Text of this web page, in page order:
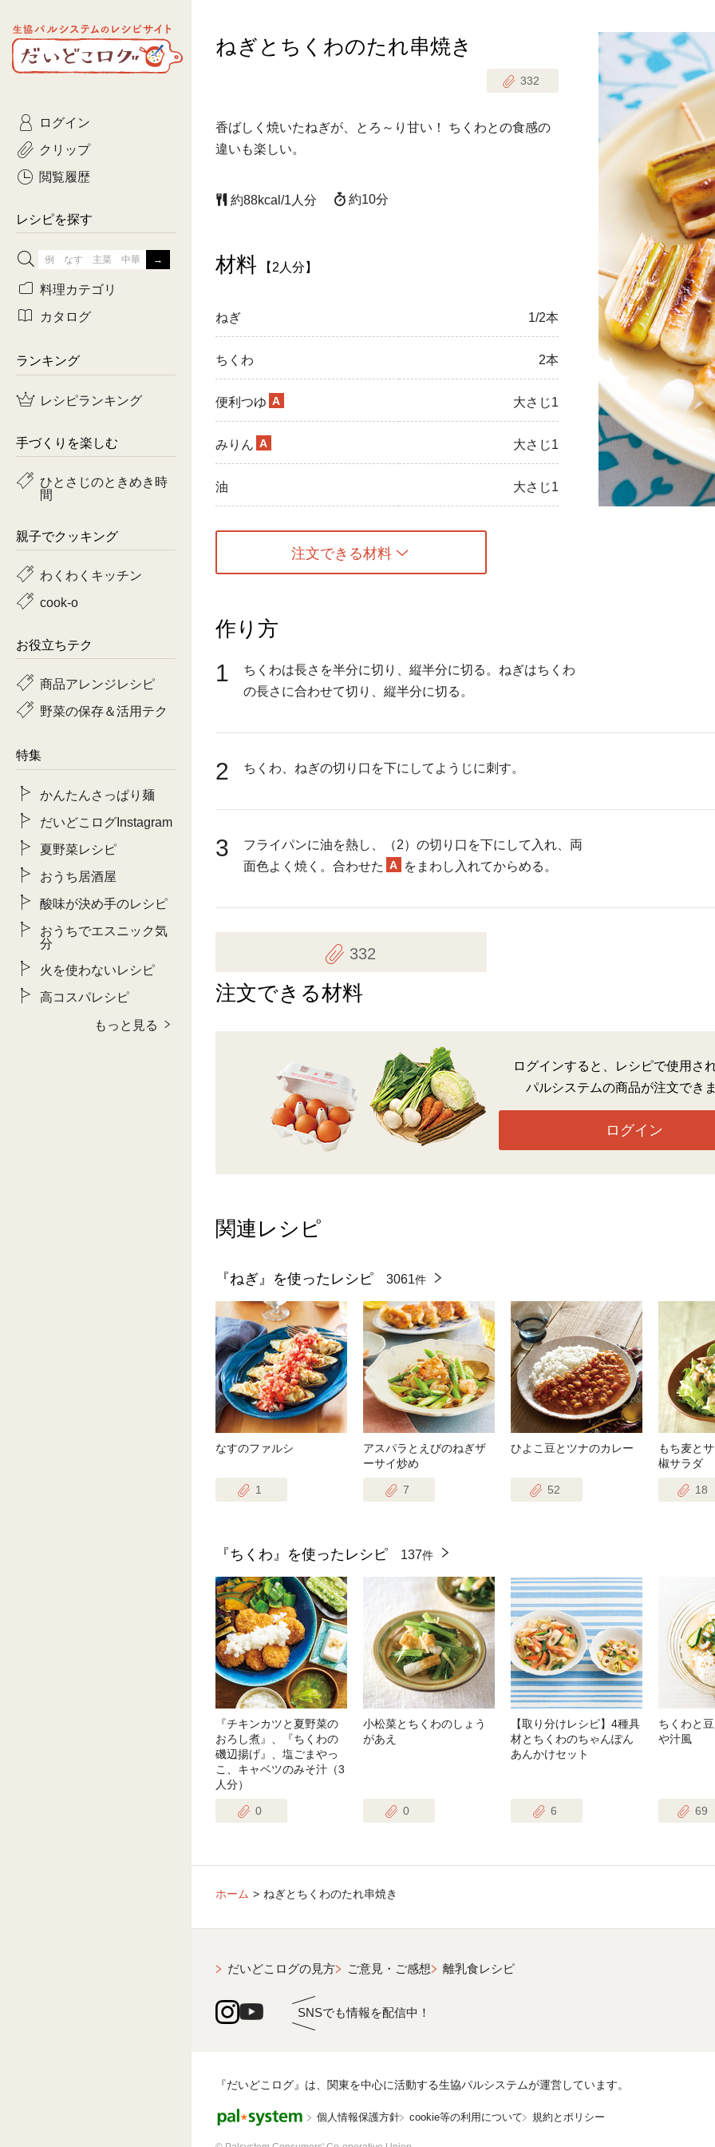
生協パルシステムのレシピ
サイト
だいどこログ
ねぎとちくわのたれ串焼き
332
香ばしく焼いたねぎが、とろ～り甘い！ ちくわとの食感の
違いも楽しい。
約88kcal/1人分 約10分
材料 【2人分】
ねぎ 1/2本
ちくわ 2本
便利つゆ A 大さじ1
みりん A 大さじ1
油 大さじ1
注文できる材料
作り方
1
ちくわは長さを半分に切り、縦半分に切る。ねぎはちくわ
の長さに合わせて切り、縦半分に切る。
2 ちくわ、ねぎの切り口を下にしてようじに刺す。
3
フライパンに油を熱し、（2）の切り口を下にして入れ、両
面色よく焼く。合わせた A をまわし入れてからめる。
332
注文できる材料
ログインすると、レシピで使用さ
パルシステムの商品が注文でき
ログイン
関連レシピ
『ねぎ』を使ったレシピ 3061 件
なすのファルシ
1
アスパラとえびのねぎザ
ーサイ炒め
7
ひよこ豆とツナのカレー
52
もち麦と
椒サラダ
18
『ちくわ』を使ったレシピ 137件
『チキンカツと夏野菜の
おろし煮』、『ちくわの
磯辺揚げ』、塩ごまやっ
こ、キャベツのみそ汁（3
人分）
0
小松菜とちくわのしょう
があえ
0
【取り分けレシピ】4種具
材とちくわのちゃんぽん
あんかけセット
6
ちくわと
や汁風
69
ホーム ねぎとちくわのたれ串焼き
だいどこログの見方 ご意見・ご感想 離乳食レシピ
SNSでも情報を配信中！
『だいどこログ』は、関東を中心に活動する生協パルシステムが運営しています。
個人情報保護方針 cookie等の利用について 規約とポリシー
ログイン
クリップ
閲覧履歴
レシピを探す
ひとさじのときめき時間
おきらくだ 1歳半からの幼児食
3日分ごはんセット（3人分）
鶏肉 ひき肉
魚 アスパラガス
料理カテゴリ
主菜 副菜
常備菜・作りおき お弁当
カタログ
コトコト
yumyumいっしょごはん
ランキング
レシピランキング
手づくりを楽しむ
ひとさじのときめき時
間
親子でクッキング
わくわくキッチン
cook-o
お役立ちテク
商品アレンジレシピ
野菜の保存＆活用テク
特集
かんたんさっぱり麺
だいどこログInstagram
夏野菜レシピ
おうち居酒屋
酸味が決め手のレシピ
おうちでエスニック気
分
火を使わないレシピ
高コスパレシピ
もっと見る